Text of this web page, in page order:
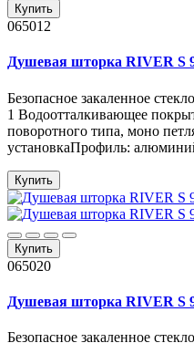
Купить
065012
Душевая шторка RIVER S
Безопасное закаленное
1 Водоотталкивающее
поворотного типа, моно
установкаПрофиль:
Купить
Купить
065020
Душевая шторка RIVER S
Безопасное закаленное